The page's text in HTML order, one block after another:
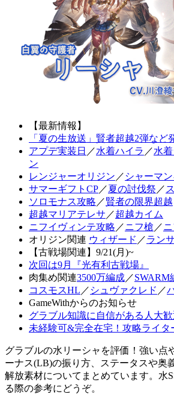
【最新情報】
「夏の生放送」賢者超越2弾など
アプデ実装日 ／水着ハイラ ／水
ン
レンジャーオリジン ／ シャーマ
サマーギフトCP／夏の討伐祭 ／
ソロモナス攻略 ／賢者の限界超越
超越マリアテレサ ／超越カイム
ニフイヴィンテ攻略 ／ニフ槍 ／
オリジン関連 ウィザード ／ラン
【古戦場関連】9/21(月)~
次回は9月『光有利古戦場』
肉集め関連3500万編成／SWARM
コスモスHL ／ シュヴァクレド ／
GameWithからのお知らせ
グラブル知識に自信がある人大歓
未経験可&完全在宅！攻略ライタ
グラブルの水リーシャを評価！強い点
ーナス(LB)の振り方、ステータスや奥
解放素材についてまとめています。水
る際の参考にどうぞ。